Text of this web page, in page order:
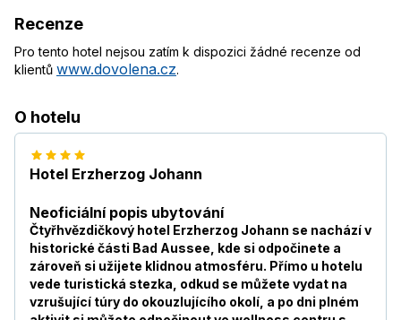
Recenze
Pro tento hotel nejsou zatím k dispozici žádné recenze od
klientů www.dovolena.cz.
O hotelu
Hotel Erzherzog Johann
Neoficiální popis ubytování
Čtyřhvězdičkový hotel Erzherzog Johann se nachází v
historické části Bad Aussee, kde si odpočinete a
zároveň si užijete klidnou atmosféru. Přímo u hotelu
vede turistická stezka, odkud se můžete vydat na
vzrušující túry do okouzlujícího okolí, a po dni plném